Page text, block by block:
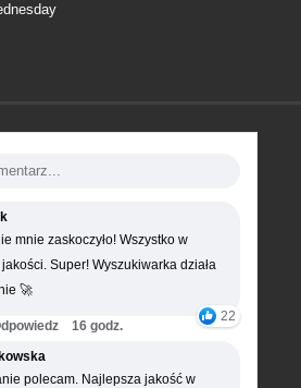
mnie zaskoczyło! Wszystko w
Super! Wyszukiwarka działa
🚀
22
16 godz.
polecam. Najlepsza jakość w